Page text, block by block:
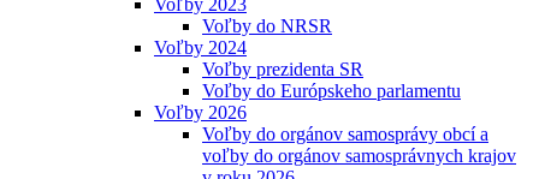
Voľby 2023
Voľby do NRSR
Voľby 2024
Voľby prezidenta SR
Voľby do Európskeho parlamentu
Voľby 2026
Voľby do orgánov samosprávy obcí a
voľby do orgánov samosprávnych krajov